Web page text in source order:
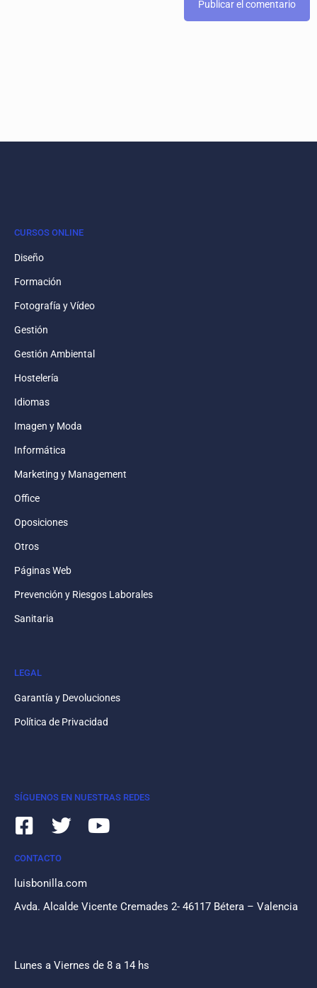
CURSOS ONLINE
Diseño
Formación
Fotografía y Vídeo
Gestión
Gestión Ambiental
Hostelería
Idiomas
Imagen y Moda
Informática
Marketing y Management
Office
Oposiciones
Otros
Páginas Web
Prevención y Riesgos Laborales
Sanitaria
LEGAL
Garantía y Devoluciones
Política de Privacidad
SÍGUENOS EN NUESTRAS REDES
CONTACTO
luisbonilla.com
Avda. Alcalde Vicente Cremades 2- 46117 Bétera – Valencia
Lunes a Viernes de 8 a 14 hs